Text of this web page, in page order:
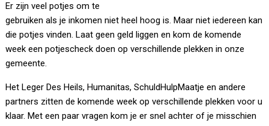
Er zijn veel potjes om te
gebruiken als je inkomen niet heel hoog is. Maar niet iedereen kan
die potjes vinden. Laat geen geld liggen en kom de komende
week een potjescheck doen op verschillende plekken in onze
gemeente.
Het Leger Des Heils, Humanitas, SchuldHulpMaatje en andere
partners zitten de komende week op verschillende plekken voor u
klaar. Met een paar vragen kom je er snel achter of je misschien